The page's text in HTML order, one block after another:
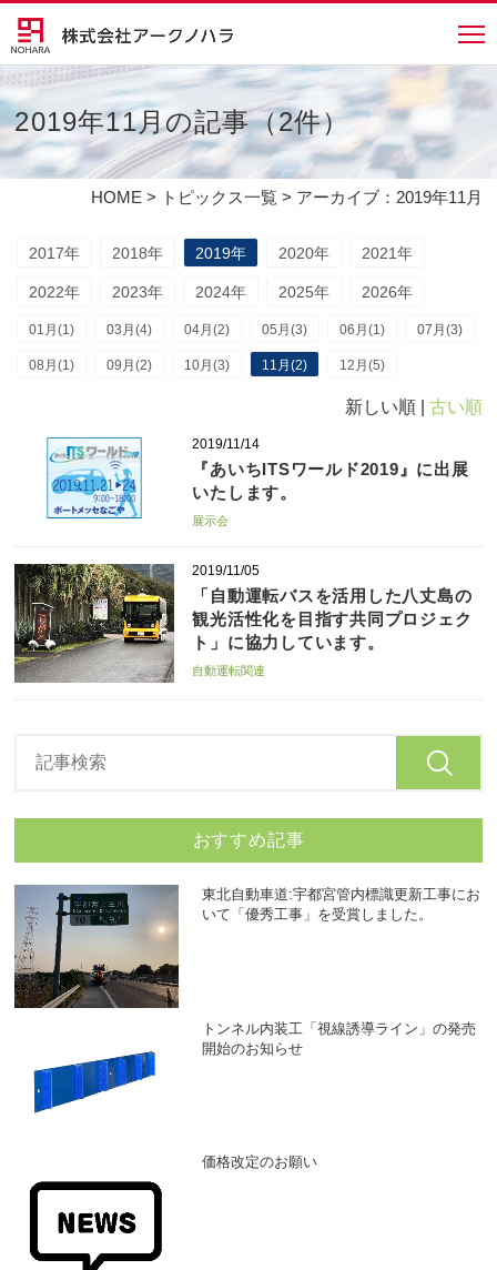
2019年11月の記事（2件）
HOME > トピックス一覧 > アーカイブ：2019年11月
2017年 2018年 2019年 2020年 2021年
2022年 2023年 2024年 2025年 2026年
01月(1) 03月(4) 04月(2) 05月(3) 06月(1) 07月(3)
08月(1) 09月(2) 10月(3) 11月(2) 12月(5)
新しい順 | 古い順
2019/11/14
『あいちITSワールド2019』に出展
いたします。
展示会
2019/11/05
「自動運転バスを活用した八丈島の
観光活性化を目指す共同プロジェク
ト」に協力しています。
自動運転関連
おすすめ記事
東北自動車道:宇都宮管内標識更新工事にお
いて「優秀工事」を受賞しました。
トンネル内装工「視線誘導ライン」の発売
開始のお知らせ
価格改定のお願い